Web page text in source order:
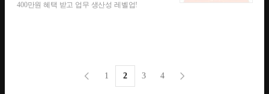
400만원 혜택 받고 업무 생산성 레벨업!
1 2 3 4